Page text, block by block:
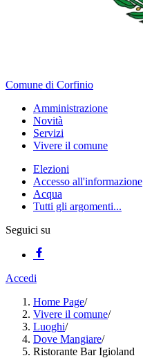
Comune di Corfinio
Amministrazione
Novità
Servizi
Vivere il comune
Elezioni
Accesso all'informazione
Acqua
Tutti gli argomenti...
Seguici su
Accedi
Home Page/
Vivere il comune/
Luoghi/
Dove Mangiare/
Ristorante Bar Igioland